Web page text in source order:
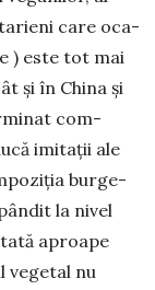
care oca­­
) este tot mai
și în Chi­na și
com­
imitații ale
burge­
la nivel
aproape
vegetal nu